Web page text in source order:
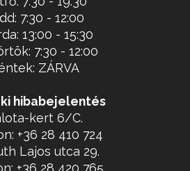
7:30 - 12:00
13:00 - 15:30
7:30 - 12:00
ZÁRVA
hibabejelentés
kert 6/C.
+36 28 410 724
Lajos utca 29.
+36 28 420 765